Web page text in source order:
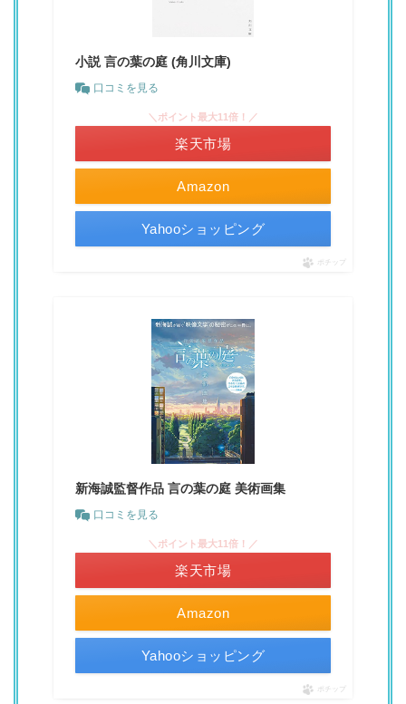
小説 言の葉の庭 (角川文庫)
口コミを見る
Amazon
＼ポイント最大11倍！／
楽天市場
Yahooショッピング
ポチップ
新海誠監督作品 言の葉の庭 美術画集
口コミを見る
Amazon
＼ポイント最大11倍！／
楽天市場
Yahooショッピング
ポチップ